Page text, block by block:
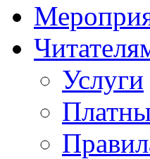
Услуги